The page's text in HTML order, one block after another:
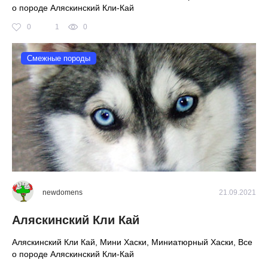
о породе Аляскинский Кли-Кай
0 1 0
Смежные породы
newdomens 21.09.2021
Аляскинский Кли Кай
Аляскинский Кли Кай, Мини Хаски, Миниатюрный Хаски, Все
о породе Аляскинский Кли-Кай